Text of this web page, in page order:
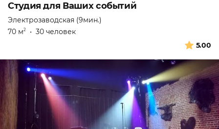
Студия для Ваших событий
Электрозаводская (9мин.)
70 м2 • 30 человек
5.00